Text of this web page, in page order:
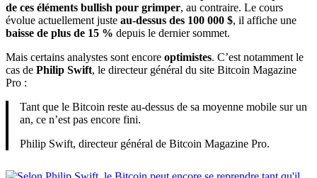
de ces éléments bullish pour grimper, au contraire. Le cours
évolue actuellement juste au-dessus des 100 000 $, il affiche une
baisse de plus de 15 % depuis le dernier sommet.
Mais certains analystes sont encore optimistes. C’est notamment le
cas de Philip Swift, le directeur général du site Bitcoin Magazine
Pro :
Tant que le Bitcoin reste au-dessus de sa moyenne mobile sur un
an, ce n’est pas encore fini.
Philip Swift, directeur général de Bitcoin Magazine Pro.